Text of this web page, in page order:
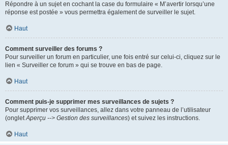
Répondre à un sujet en cochant la case du formulaire « M’avertir lorsqu’une
réponse est postée » vous permettra également de surveiller le sujet.
Haut
Comment surveiller des forums ?
Pour surveiller un forum en particulier, une fois entré sur celui-ci, cliquez sur le
lien « Surveiller ce forum » qui se trouve en bas de page.
Haut
Comment puis-je supprimer mes surveillances de sujets ?
Pour supprimer vos surveillances, allez dans votre panneau de l’utilisateur
(ongletAperçu --> Gestion des surveillances) et suivez les instructions.
Haut